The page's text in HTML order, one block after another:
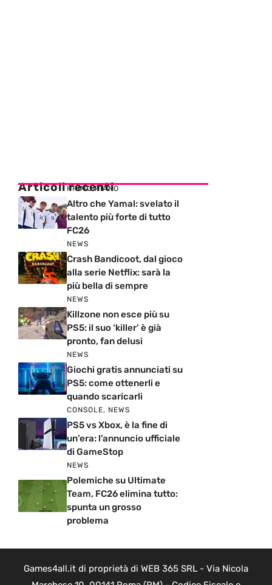
Articoli recenti
PRIMO PIANO
Altro che Yamal: svelato il
talento più forte di tutto
FC26
NEWS
Crash Bandicoot, dal gioco
alla serie Netflix: sarà la
più bella di sempre
NEWS
Killzone non esce più su
PS5: il suo ‘killer’ è già
pronto, fan delusi
NEWS
Giochi gratis annunciati su
PS5: come ottenerli e
quando scaricarli
CONSOLE, NEWS
PS5 vs Xbox, è la fine di
un’era: l’annuncio ufficiale
di GameStop
NEWS
Polemiche su Ultimate
Team, FC26 elimina tutto:
spunta un grosso
problema
Games4all.it di proprietà di WEB 365 SRL - Via Nicola